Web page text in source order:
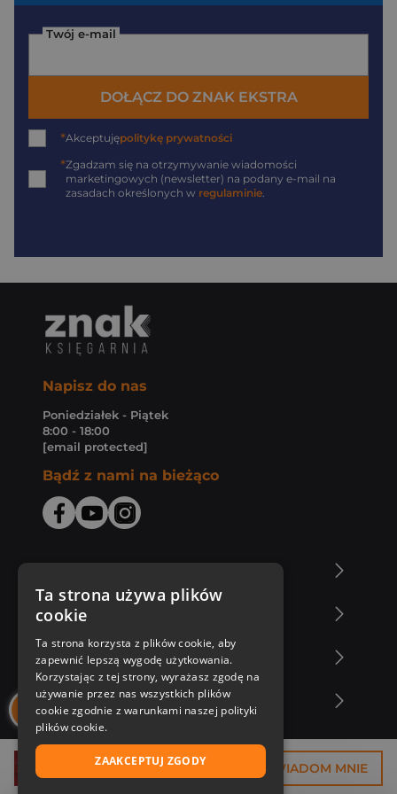
52,50 zł POWIADOM MNIE
Twój e-mail
DOŁĄCZ DO ZNAK EKSTRA
*Akceptujępolitykę prywatności
*Zgadzam się na otrzymywanie wiadomości
marketingowych (newsletter) na podany e-mail na
zasadach określonych w regulaminie.
Napisz do nas
Poniedziałek - Piątek
8:00 - 18:00
[email protected]
Bądź z nami na bieżąco
Zakupy u nas
Nasza oferta
Nasi autorzy
Ta strona używa plików
cookie
Ta strona korzysta z plików cookie, aby
zapewnić lepszą wygodę użytkowania.
Korzystając z tej strony, wyrażasz zgodę na
używanie przez nas wszystkich plików
cookie zgodnie z warunkami naszej polityki
plików cookie.
ZAAKCEPTUJ ZGODY